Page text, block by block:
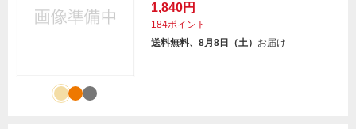
1,840円
184ポイント
送料無料、8月8日（土） お届け